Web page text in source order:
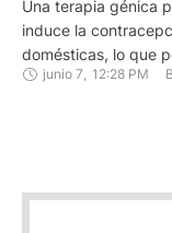
Una terapia génica
induce la
domésticas, lo que
alternativa segura y
junio 7, 12:28 PM